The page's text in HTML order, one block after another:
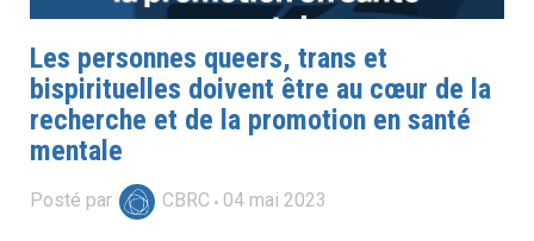
Les personnes queers, trans et
bispirituelles doivent être au cœur de la
recherche et de la promotion en santé
mentale
Posté par CBRC 04 mai 2023